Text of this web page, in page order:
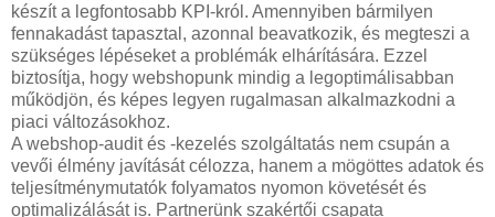
készít a legfontosabb KPI-król. Amennyiben bármilyen
fennakadást tapasztal, azonnal beavatkozik, és megteszi a
szükséges lépéseket a problémák elhárítására. Ezzel
biztosítja, hogy webshopunk mindig a legoptimálisabban
működjön, és képes legyen rugalmasan alkalmazkodni a
piaci változásokhoz.
A webshop-audit és -kezelés szolgáltatás nem csupán a
vevői élmény javítását célozza, hanem a mögöttes adatok és
teljesítménymutatók folyamatos nyomon követését és
optimalizálását is. Partnerünk szakértői csapata